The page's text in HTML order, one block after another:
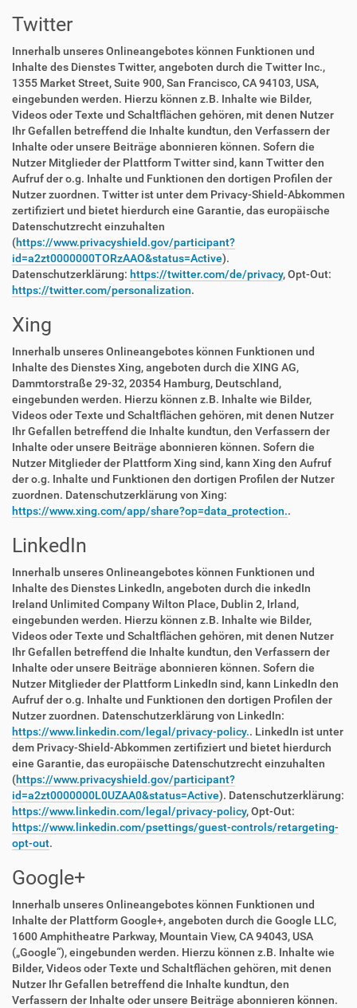
Twitter
Innerhalb unseres Onlineangebotes können Funktionen und
Inhalte des Dienstes Twitter, angeboten durch die Twitter Inc.,
1355 Market Street, Suite 900, San Francisco, CA 94103, USA,
eingebunden werden. Hierzu können z.B. Inhalte wie Bilder,
Videos oder Texte und Schaltflächen gehören, mit denen Nutzer
Ihr Gefallen betreffend die Inhalte kundtun, den Verfassern der
Inhalte oder unsere Beiträge abonnieren können. Sofern die
Nutzer Mitglieder der Plattform Twitter sind, kann Twitter den
Aufruf der o.g. Inhalte und Funktionen den dortigen Profilen der
Nutzer zuordnen. Twitter ist unter dem Privacy-Shield-Abkommen
zertifiziert und bietet hierdurch eine Garantie, das europäische
Datenschutzrecht einzuhalten
(https://www.privacyshield.gov/participant?
id=a2zt0000000TORzAAO&status=Active).
Datenschutzerklärung: https://twitter.com/de/privacy, Opt-Out:
https://twitter.com/personalization.
Xing
Innerhalb unseres Onlineangebotes können Funktionen und
Inhalte des Dienstes Xing, angeboten durch die XING AG,
Dammtorstraße 29-32, 20354 Hamburg, Deutschland,
eingebunden werden. Hierzu können z.B. Inhalte wie Bilder,
Videos oder Texte und Schaltflächen gehören, mit denen Nutzer
Ihr Gefallen betreffend die Inhalte kundtun, den Verfassern der
Inhalte oder unsere Beiträge abonnieren können. Sofern die
Nutzer Mitglieder der Plattform Xing sind, kann Xing den Aufruf
der o.g. Inhalte und Funktionen den dortigen Profilen der Nutzer
zuordnen. Datenschutzerklärung von Xing:
https://www.xing.com/app/share?op=data_protection..
LinkedIn
Innerhalb unseres Onlineangebotes können Funktionen und
Inhalte des Dienstes LinkedIn, angeboten durch die inkedIn
Ireland Unlimited Company Wilton Place, Dublin 2, Irland,
eingebunden werden. Hierzu können z.B. Inhalte wie Bilder,
Videos oder Texte und Schaltflächen gehören, mit denen Nutzer
Ihr Gefallen betreffend die Inhalte kundtun, den Verfassern der
Inhalte oder unsere Beiträge abonnieren können. Sofern die
Nutzer Mitglieder der Plattform LinkedIn sind, kann LinkedIn den
Aufruf der o.g. Inhalte und Funktionen den dortigen Profilen der
Nutzer zuordnen. Datenschutzerklärung von LinkedIn:
https://www.linkedin.com/legal/privacy-policy.. LinkedIn ist unter
dem Privacy-Shield-Abkommen zertifiziert und bietet hierdurch
eine Garantie, das europäische Datenschutzrecht einzuhalten
(https://www.privacyshield.gov/participant?
id=a2zt0000000L0UZAA0&status=Active). Datenschutzerklärung:
https://www.linkedin.com/legal/privacy-policy, Opt-Out:
https://www.linkedin.com/psettings/guest-controls/retargeting-
opt-out.
Google+
Innerhalb unseres Onlineangebotes können Funktionen und
Inhalte der Plattform Google+, angeboten durch die Google LLC,
1600 Amphitheatre Parkway, Mountain View, CA 94043, USA
(„Google“), eingebunden werden. Hierzu können z.B. Inhalte wie
Bilder, Videos oder Texte und Schaltflächen gehören, mit denen
Nutzer Ihr Gefallen betreffend die Inhalte kundtun, den
Verfassern der Inhalte oder unsere Beiträge abonnieren können.